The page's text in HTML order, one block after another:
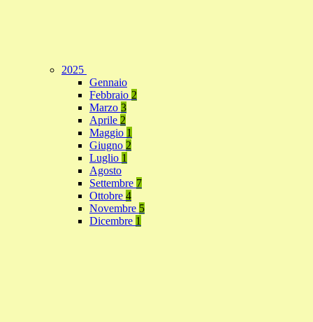
2025
Gennaio
Febbraio 2
Marzo 3
Aprile 2
Maggio 1
Giugno 2
Luglio 1
Agosto
Settembre 7
Ottobre 4
Novembre 5
Dicembre 1